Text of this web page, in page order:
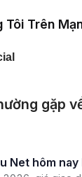
Tôi Trên
gặp
Net hôm